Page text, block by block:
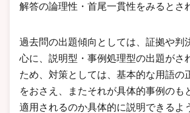
解答の論理性・首尾一貫性をみるとさ
過去問の出題傾向としては、証拠や判
心に、説明型・事例処理型の出題がさ
ため、対策としては、基本的な用語の
をおさえ、またそれが具体的事例のも
適用されるのか具体的に説明できるよ